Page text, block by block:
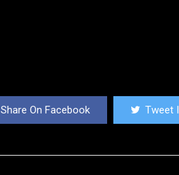
Share On Facebook Tweet